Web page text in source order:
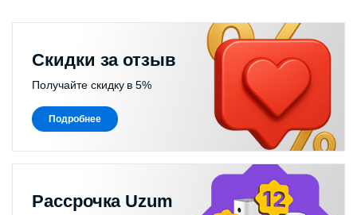
Скидки за отзыв
Получайте скидку в 5%
Подробнее
Рассрочка Uzum